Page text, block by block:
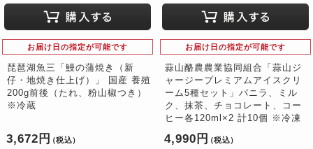
お届け日の指定が可能です
琵琶湖魚三「鰻の蒲焼き（新
仔・地焼き仕上げ）」 国産 養殖
200g前後（たれ、粉山椒つき）
※冷蔵
3,672円 （税込）
お届け日の指定が可能です
蒜山酪農農業協同組合「蒜山ジ
ャージープレミアムアイスクリ
ーム5種セット」バニラ、ミル
ク、抹茶、チョコレート、コー
ヒー各120ml×2 計10個 ※冷凍
4,990円 （税込）